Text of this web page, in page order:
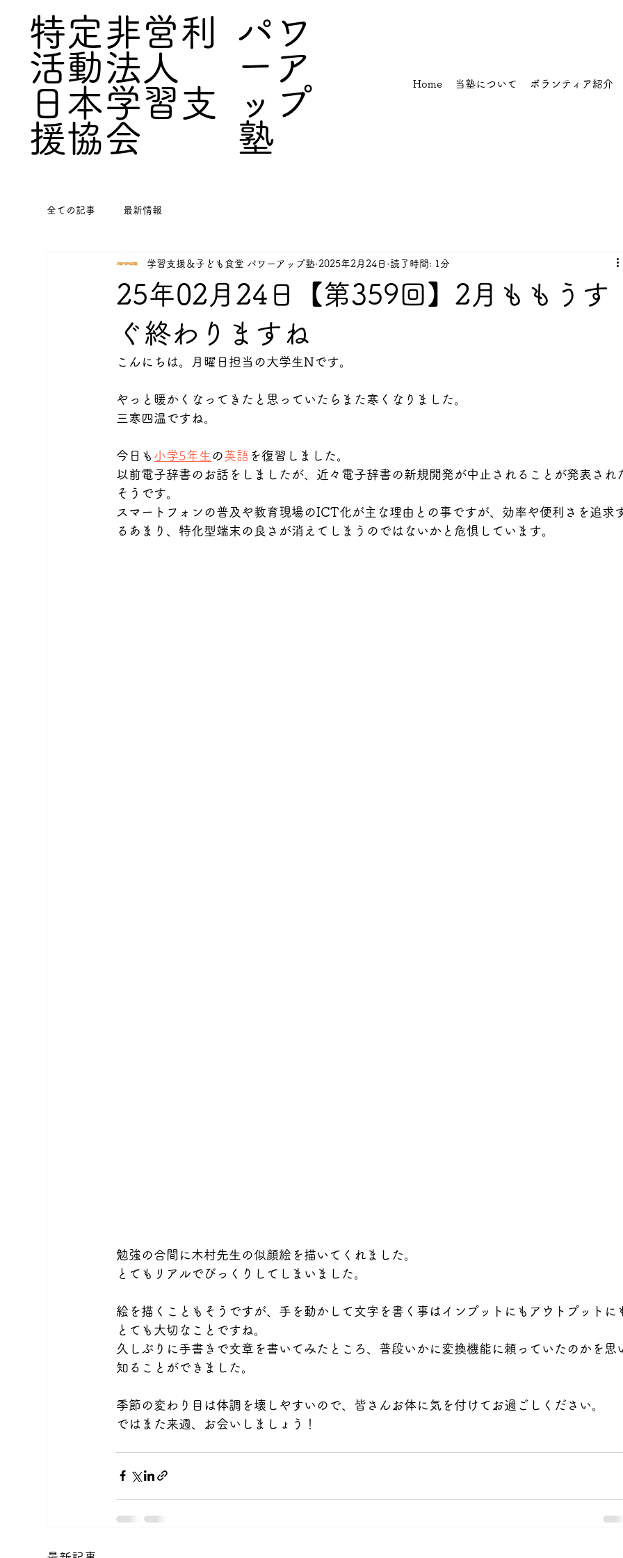
特定非営利
活動法人
日本学習支
援協会
パワ
ーア
ップ
塾
Home 当塾について ボランティア紹介
全ての記事 最新情報
25年02月24日【第359回】2月ももうす
ぐ終わりますね
学習支援＆子ども食堂 パワーアップ塾 2025年2月24日 読了時間: 1分
こんにちは。月曜日担当の大学生Nです。
やっと暖かくなってきたと思っていたらまた寒くなりました。
三寒四温ですね。
今日も 小学5年生 の英語 を復習しました。
以前電子辞書のお話をしましたが、近々電子辞書の新規開発が中止されることが発表され
そうです。
スマートフォンの普及や教育現場のICT化が主な理由との事ですが、効率や便利さを追求
るあまり、特化型端末の良さが消えてしまうのではないかと危惧しています。
勉強の合間に木村先生の似顔絵を描いてくれました。
とてもリアルでびっくりしてしまいました。
絵を描くこともそうですが、手を動かして文字を書く事はインプットにもアウトプットに
とても大切なことですね。
久しぶりに手書きで文章を書いてみたところ、普段いかに変換機能に頼っていたのかを思
知ることができました。
季節の変わり目は体調を壊しやすいので、皆さんお体に気を付けてお過ごしください。
ではまた来週、お会いしましょう！